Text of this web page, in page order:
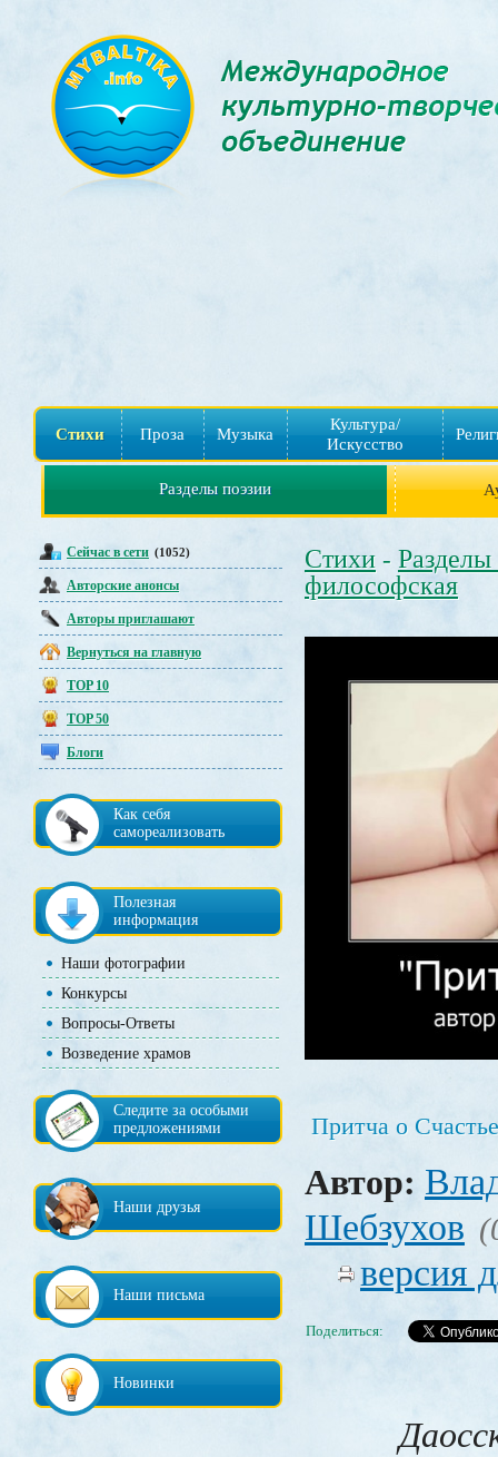
Стихи Проза Музыка
Культура/
Искусство
Разделы поэзии
Сейчас в сети (1052)
Авторские анонсы
Авторы приглашают
Вернуться на главную
TOP 10
TOP 50
Блоги
Как себя
самореализовать
Полезная
информация
Наши фотографии
Конкурсы
Вопросы-Ответы
Возведение храмов
Следите за особыми
предложениями
Наши друзья
Наши письма
Новинки
Стихи - Разделы
философская
Притча о Счастье
Автор:
Шебзухов
версия
Поделиться: